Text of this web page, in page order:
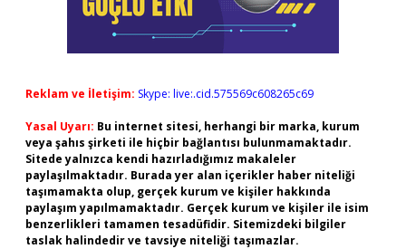
Reklam ve İletişim: Skype: live:.cid.575569c608265c69
Yasal Uyarı: Bu internet sitesi, herhangi bir marka, kurum
veya şahıs şirketi ile hiçbir bağlantısı bulunmamaktadır.
Sitede yalnızca kendi hazırladığımız makaleler
paylaşılmaktadır. Burada yer alan içerikler haber niteliği
taşımamakta olup, gerçek kurum ve kişiler hakkında
paylaşım yapılmamaktadır. Gerçek kurum ve kişiler ile isim
benzerlikleri tamamen tesadüfidir. Sitemizdeki bilgiler
taslak halindedir ve tavsiye niteliği taşımazlar.